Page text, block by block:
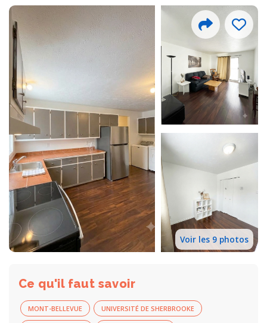
Voir les 9 photos
Ce qu'il faut savoir
MONT-BELLEVUE UNIVERSITÉ DE SHERBROOKE